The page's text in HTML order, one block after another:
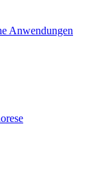
Anwendungen